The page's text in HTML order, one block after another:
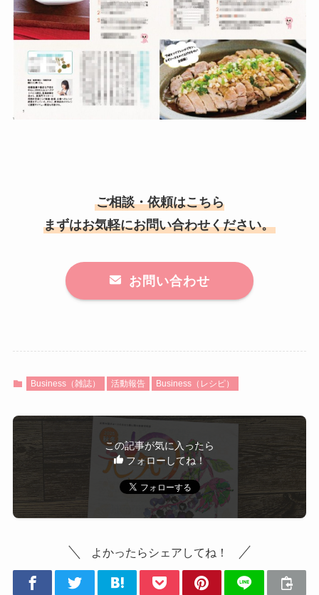
ご相談・依頼はこちら
まずはお気軽にお問い合わせください。
お問い合わせ
Business（雑誌） 活動報告 Business（レシピ）
この記事が気に入ったら
フォローしてね！
よかったらシェアしてね！